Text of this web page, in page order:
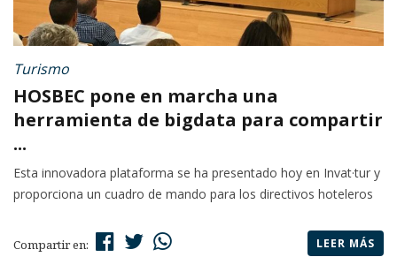
Turismo
HOSBEC pone en marcha una
herramienta de bigdata para compartir
...
Esta innovadora plataforma se ha presentado hoy en Invat·tur y
proporciona un cuadro de mando para los directivos hoteleros
Compartir en: LEER MÁS